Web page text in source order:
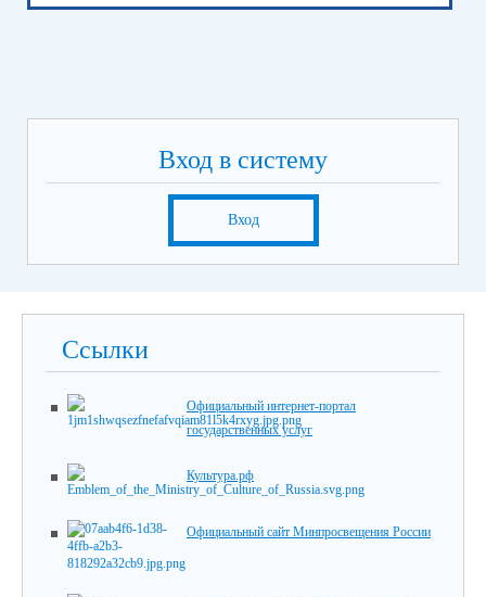
Вход в систему
Вход
Ссылки
Официальный интернет-портал
государственных услуг
Культура.рф
Официальный сайт Минпросвещения России